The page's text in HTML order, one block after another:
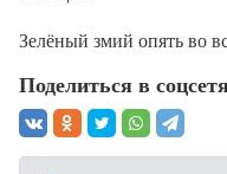
Зелёный змий опять во
Поделиться в